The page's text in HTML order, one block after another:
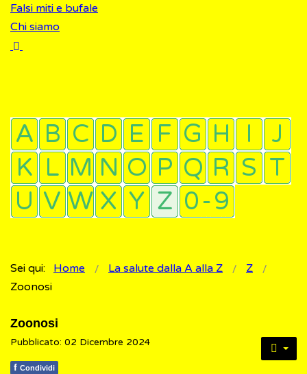
Falsi miti e bufale
Chi siamo
Sei qui: Home La salute dalla A alla Z
Z
Zoonosi
Zoonosi
Pubblicato: 02 Dicembre 2024
f Condividi